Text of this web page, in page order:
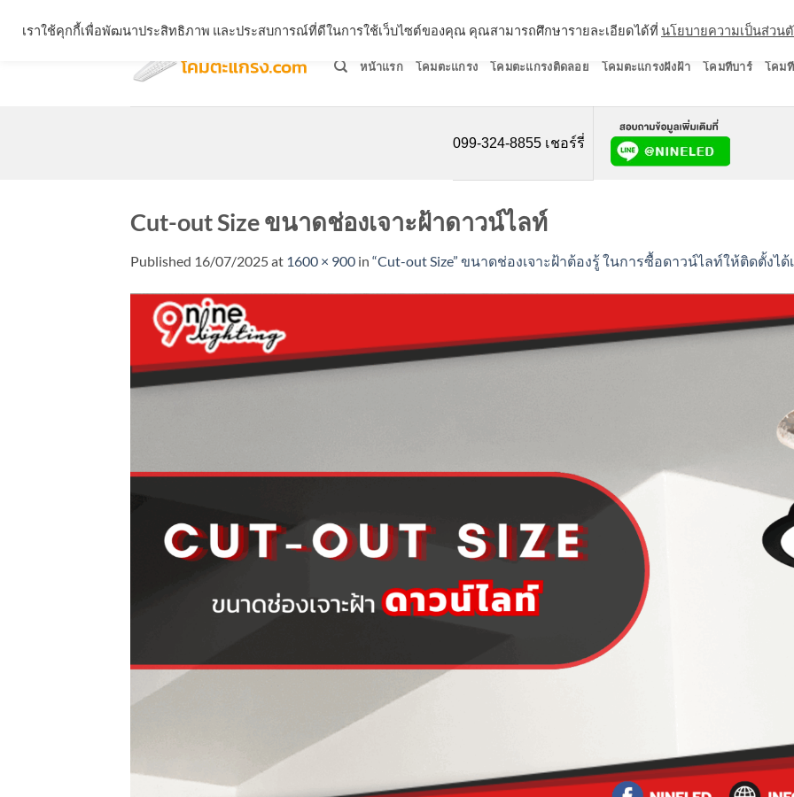
หน้าแรก โคมตะแกรง โคมตะแกรงติดลอย โคมตะแกรงฝังฝ้า โคมทีบาร์ โคม
099-324-8855 เชอร์รี่
Cut-out Size ขนาดช่องเจาะฝ้าดาวน์ไลท์
Published 16/07/2025at 1600 × 900 in “Cut-out Size” ขนาดช่องเจาะฝ้าต้องรู้ ในการซื้อดาวน์ไลท์ให้ติดตั้งได้
เราใช้คุกกี้เพื่อพัฒนาประสิทธิภาพ และประสบการณ์ที่ดีในการใช้เว็บไซต์ของคุณ คุณสามารถศึกษารายละเอียดได้ที่ นโยบายความเป็นส่วน